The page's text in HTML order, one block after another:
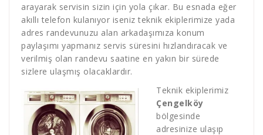
arayarak servisin sizin için yola çıkar. Bu esnada eğer
akıllı telefon kulanıyor iseniz teknik ekiplerimize yada
adres randevunuzu alan arkadaşımıza konum
paylaşımı yapmanız servis süresini hızlandıracak ve
verilmiş olan randevu saatine en yakın bir sürede
sizlere ulaşmış olacaklardır.
Teknik ekiplerimiz
Çengelköy
bölgesinde
adresinize ulaşıp